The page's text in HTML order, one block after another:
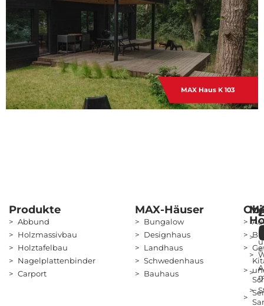
MAX Haus K 103
Produkte
Abbund
Holzmassivbau
Holztafelbau
Nagelplattenbinder
Carport
MAX-Häuser
Bungalow
Designhaus
Landhaus
Schwedenhaus
Bauhaus
©